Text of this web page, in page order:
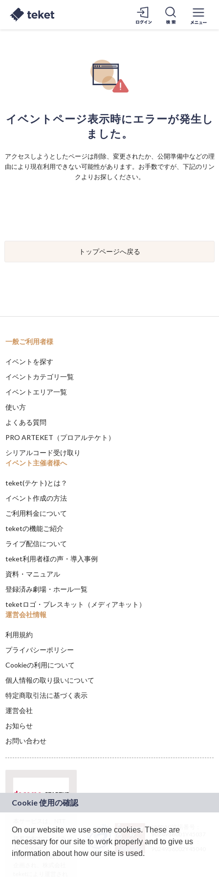
イベントページ表示時にエラーが発生し
ました。
アクセスしようとしたページは削除、変更されたか、公開準備中などの理
由により現在利用できない可能性があります。お手数ですが、下記のリン
クよりお探しください。
トップページへ戻る
一般ご利用者様
イベントを探す
イベントカテゴリ一覧
イベントエリア一覧
使い方
よくある質問
PRO ARTEKET（プロアルテケト）
シリアルコード受け取り
イベント主催者様へ
teket(テケト)とは？
イベント作成の方法
ご利用料金について
teketの機能ご紹介
ライブ配信について
teket利用者様の声・導入事例
資料・マニュアル
登録済み劇場・ホール一覧
teketロゴ・プレスキット（メディアキット）
運営会社情報
利用規約
プライバシーポリシー
Cookieの利用について
個人情報の取り扱いについて
特定商取引法に基づく表示
運営会社
お知らせ
お問い合わせ
ドコモグループの新
規事業創出プログラ
ム「docomo
STARTUP」を通じて
JASRAC許諾番号：
9024936001Y45037
JASRAC許諾番号：
On our website we use some cookies. These are
necessary for our site to work properly and to give us
information about how our site is used.